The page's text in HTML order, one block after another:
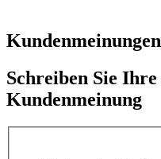
Kundenmeinungen
Schreiben Sie Ihre
Kundenmeinung